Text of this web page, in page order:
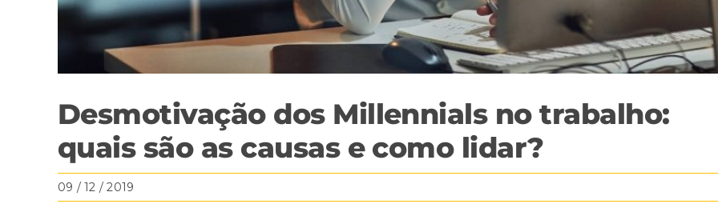
Desmotivação dos Millennials no trabalho:
quais são as causas e como lidar?
09 / 12 / 2019